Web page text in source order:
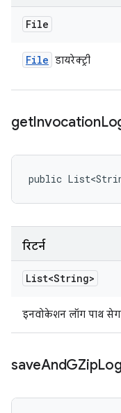
File
File डायरेक्ट्री
getInvocation
public
रिटर्न
List<String>
इनवोकेशन लॉग पाथ
saveAndGZip